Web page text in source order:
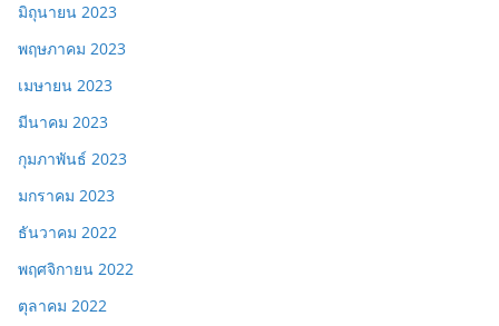
มิถุนายน 2023
พฤษภาคม 2023
เมษายน 2023
มีนาคม 2023
กุมภาพันธ์ 2023
มกราคม 2023
ธันวาคม 2022
พฤศจิกายน 2022
ตุลาคม 2022